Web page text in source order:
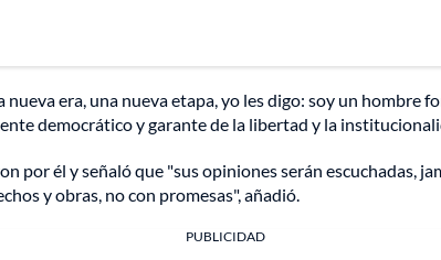
era, una nueva etapa, yo les digo: soy un hombre
democrático y garante de la libertad y la
por él y señaló que "sus opiniones serán
y obras, no con promesas", añadió.
PUBLICIDAD